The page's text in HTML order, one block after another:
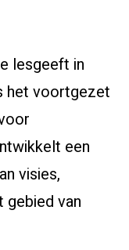
lesgeeft in
het voortgezet
een
visies,
gebied van